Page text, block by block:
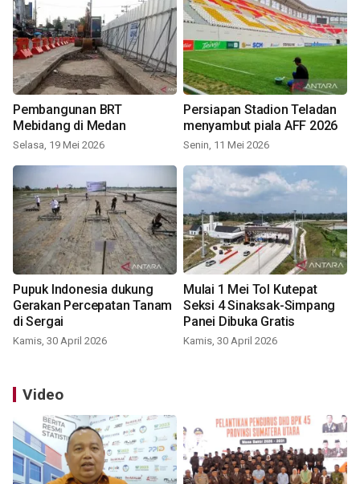
Pembangunan BRT
Mebidang di Medan
Selasa, 19 Mei 2026
Persiapan Stadion Teladan
menyambut piala AFF 2026
Senin, 11 Mei 2026
Pupuk Indonesia dukung
Gerakan Percepatan Tanam
di Sergai
Kamis, 30 April 2026
Mulai 1 Mei Tol Kutepat
Seksi 4 Sinaksak-Simpang
Panei Dibuka Gratis
Kamis, 30 April 2026
Video